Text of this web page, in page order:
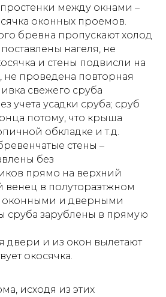
между окнами –
оконных проемов.
бревна пропускают холод
нагеля, не
и стены подвисли на
не проведена повторная
свежего сруба
учета усадки сруба; сруб
потому, что крыша
обкладке и т.д.
стены –
без
прямо на верхний
венец в полутораэтжном
оконными и дверными
сруба зарублены в прямую
двери и из окон вылетают
окосячка.
исходя из этих